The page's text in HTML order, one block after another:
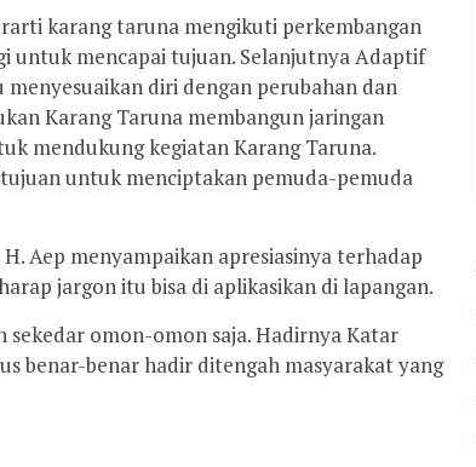
karang taruna mengikuti perkembangan
untuk mencapai tujuan. Selanjutnya Adaptif
diri dengan perubahan dan
Karang Taruna membangun jaringan
mendukung kegiatan Karang Taruna.
untuk menciptakan pemuda-pemuda
Aep menyampaikan apresiasinya terhadap
jargon itu bisa di aplikasikan di lapangan.
sekedar omon-omon saja. Hadirnya Katar
benar-benar hadir ditengah masyarakat yang